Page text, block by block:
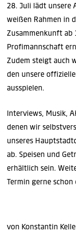
28. Juli lädt unsere
weißen Rahmen in
Zusammenkunft ab
Profimannschaft
Zudem steigt auch
den unsere
ausspielen.
Interviews, Musik,
denen wir
unseres
ab. Speisen und
erhältlich sein.
Termin gerne schon
von Konstantin